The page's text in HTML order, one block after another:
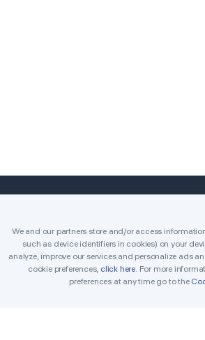
Inicio Clásico
Desafíos diarios
Torneo
We and our partners store and/or access
such as device identifiers in cookies) on your
analyze, improve our services and personalize ads
cookie preferences, click here. For more
preferences at any time go to the